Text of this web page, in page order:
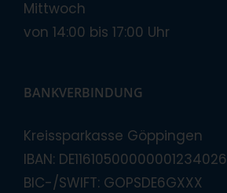
Mittwoch
von 14:00 bis 17:00 Uhr
BANKVERBINDUNG
Kreissparkasse Göppingen
IBAN: DE11610500000001234026
BIC-/SWIFT: GOPSDE6GXXX